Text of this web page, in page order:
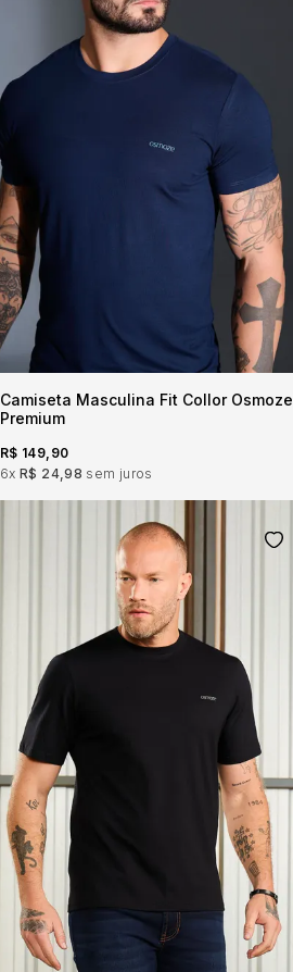
Camiseta Masculina Fit Collor Osmoze
Premium
R$ 149,90
6xR$ 24,98 sem juros